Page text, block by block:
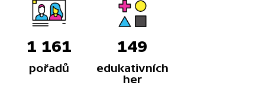
1 161
pořadů
149
edukativních
her